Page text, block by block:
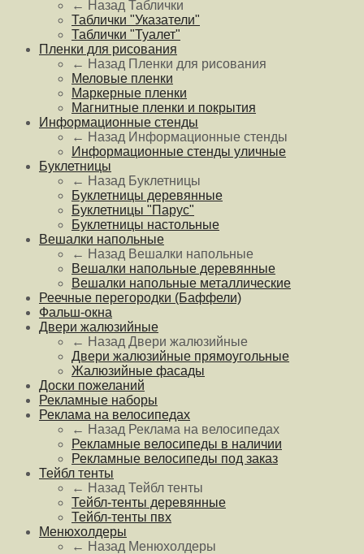
← Назад Таблички
Таблички "Указатели"
Таблички "Туалет"
Пленки для рисования
← Назад Пленки для рисования
Меловые пленки
Маркерные пленки
Магнитные пленки и покрытия
Информационные стенды
← Назад Информационные стенды
Информационные стенды уличные
Буклетницы
← Назад Буклетницы
Буклетницы деревянные
Буклетницы "Парус"
Буклетницы настольные
Вешалки напольные
← Назад Вешалки напольные
Вешалки напольные деревянные
Вешалки напольные металлические
Реечные перегородки (Баффели)
Фальш-окна
Двери жалюзийные
← Назад Двери жалюзийные
Двери жалюзийные прямоугольные
Жалюзийные фасады
Доски пожеланий
Рекламные наборы
Реклама на велосипедах
← Назад Реклама на велосипедах
Рекламные велосипеды в наличии
Рекламные велосипеды под заказ
Тейбл тенты
← Назад Тейбл тенты
Тейбл-тенты деревянные
Тейбл-тенты пвх
Менюхолдеры
← Назад Менюхолдеры